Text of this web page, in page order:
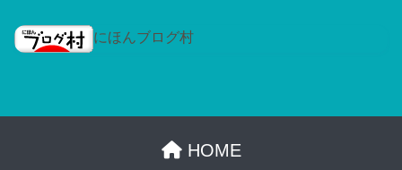
にほんブログ村
HOME